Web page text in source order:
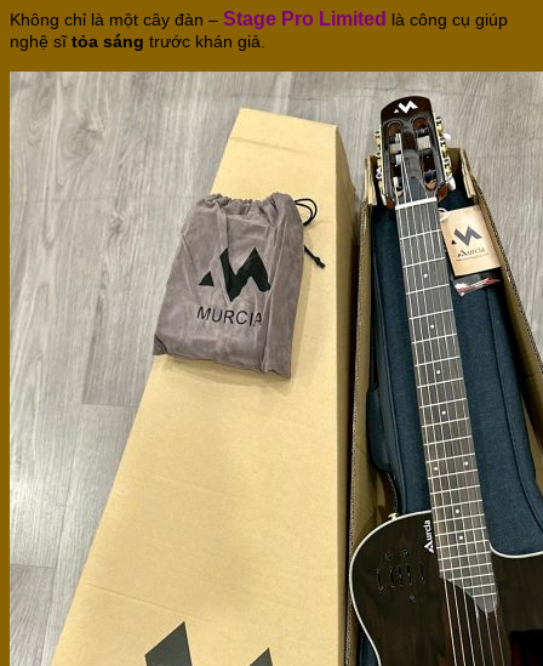
Không chỉ là một cây đàn – Stage Pro Limited là công cụ giúp
nghệ sĩtỏa sáng trước khán giả.